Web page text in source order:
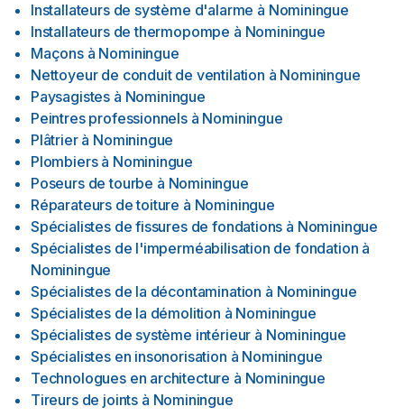
Installateurs de système d'alarme à Nominingue
Installateurs de thermopompe à Nominingue
Maçons à Nominingue
Nettoyeur de conduit de ventilation à Nominingue
Paysagistes à Nominingue
Peintres professionnels à Nominingue
Plâtrier à Nominingue
Plombiers à Nominingue
Poseurs de tourbe à Nominingue
Réparateurs de toiture à Nominingue
Spécialistes de fissures de fondations à Nominingue
Spécialistes de l'imperméabilisation de fondation à
Nominingue
Spécialistes de la décontamination à Nominingue
Spécialistes de la démolition à Nominingue
Spécialistes de système intérieur à Nominingue
Spécialistes en insonorisation à Nominingue
Technologues en architecture à Nominingue
Tireurs de joints à Nominingue